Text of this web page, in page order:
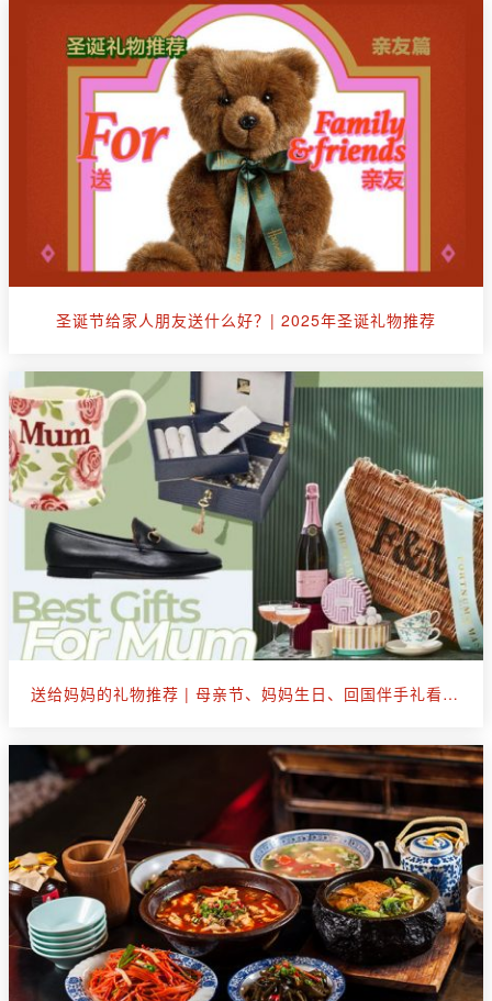
圣诞节给家人朋友送什么好？| 2025年圣诞礼物推荐
送给妈妈的礼物推荐 | 母亲节、妈妈生日、回国伴手礼看这篇就够了